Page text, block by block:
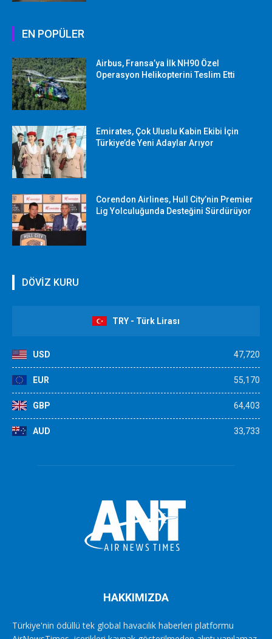
EN POPÜLER
Airbus, Fransa’ya İlk NH90 Özel
Operasyon Helikopterini Teslim Etti
Emirates, Çok Uluslu Kabin Ekibi İçin
Türkiye’de Yeni Adaylar Arıyor
Corendon Airlines, Hull City’nin Premier
Lig Yolculuğunda Desteğini Sürdürüyor
DÖVİZ KURU
TRY - Türk Lirası
USD 47,720
EUR 55,170
GBP 64,403
AUD 33,733
HAKKIMIZDA
Türkiye'nin ödüllü tek global havacılık haberleri platformu